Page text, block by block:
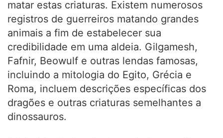
matar estas criaturas. Existem numerosos
registros de guerreiros matando grandes
animais a fim de estabelecer sua
credibilidade em uma aldeia. Gilgamesh,
Fafnir, Beowulf e outras lendas famosas,
incluindo a mitologia do Egito, Grécia e
Roma, incluem descrições específicas dos
dragões e outras criaturas semelhantes a
dinossauros.